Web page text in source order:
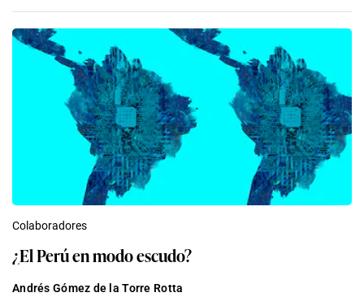
Colaboradores
¿El Perú en modo escudo?
Andrés Gómez de la Torre Rotta